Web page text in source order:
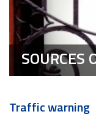
SOURCES
Traffic warning